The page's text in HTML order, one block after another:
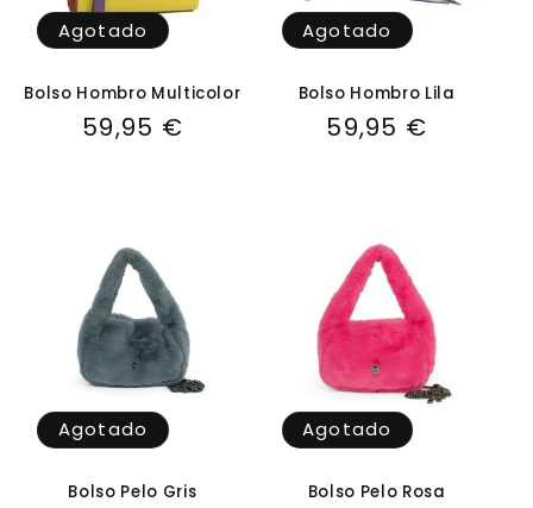
Agotado
Bolso Hombro Multicolor
Precio
59,95 €
Agotado
Bolso Hombro Lila
Precio
59,95 €
Agotado
Bolso Pelo Gris
Agotado
Bolso Pelo Rosa